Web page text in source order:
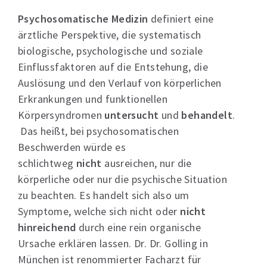
Psychosomatische Medizin definiert eine
ärztliche Perspektive, die systematisch
biologische, psychologische und soziale
Einflussfaktoren auf die Entstehung, die
Auslösung und den Verlauf von körperlichen
Erkrankungen und funktionellen
Körpersyndromen untersucht und behandelt.
Das heißt, bei psychosomatischen
Beschwerden würde es
schlichtweg nicht ausreichen, nur die
körperliche oder nur die psychische Situation
zu beachten. Es handelt sich also um
Symptome, welche sich nicht oder nicht
hinreichend durch eine rein organische
Ursache erklären lassen. Dr. Dr. Golling in
München ist renommierter Facharzt für